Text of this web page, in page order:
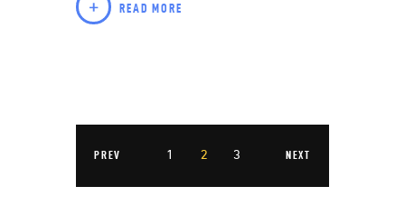
READ MORE
PREV 1 2 3 NEXT